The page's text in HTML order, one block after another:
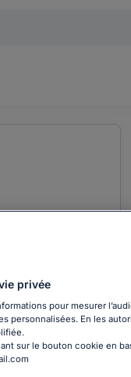
privée
pour mesurer
personnalisées. En les
sur le bouton cookie en